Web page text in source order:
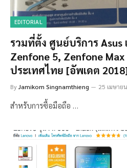
EDITORIAL
รวมที่ตั้ง ศูนย์บริการ Asus
Zenfone 5, Zenfone
ประเทศไทย [อัพเดต
ByJamikorn Singnamthieng 25 เมษาย
สำหรับการซื้อมือถือ …